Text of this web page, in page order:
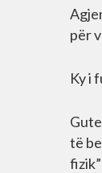
për
Ky i
të